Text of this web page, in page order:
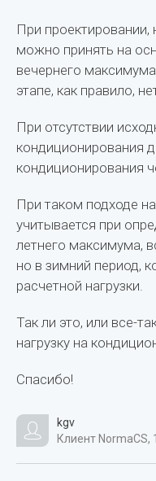
При проектировании,
можно принять на
вечернего
этапе, как правило,
При отсутствии
кондиционирования
кондиционирования
При таком подходе
учитывается при
летнего максимума,
но в зимний период,
расчетной нагрузки.
Так ли это, или все-
нагрузку на
Спасибо!
kgv
Клиент NormaCS,